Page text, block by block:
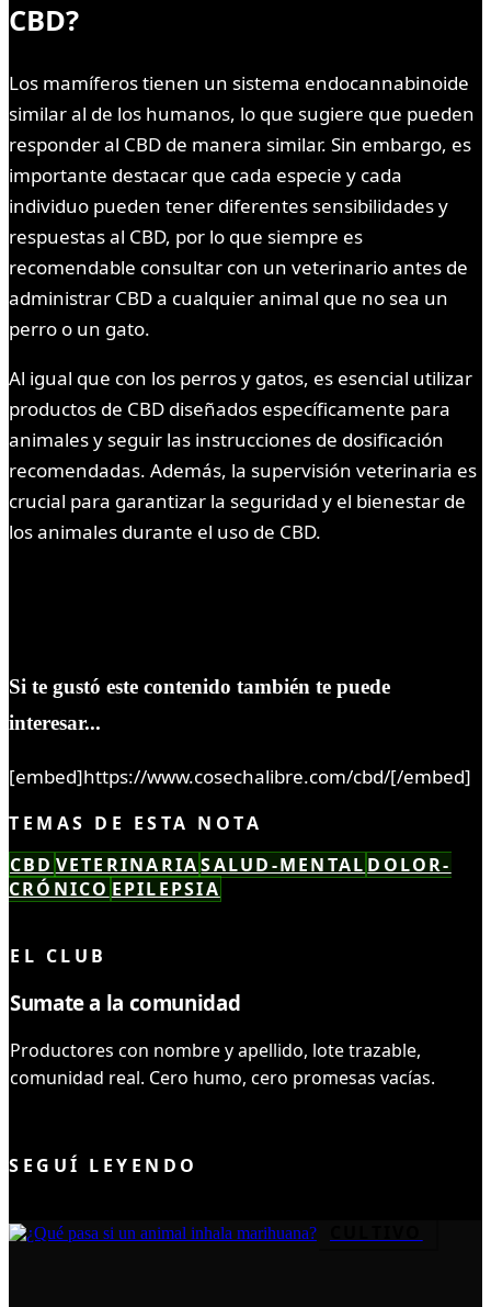
CBD?
Los mamíferos tienen un sistema endocannabinoide
similar al de los humanos, lo que sugiere que pueden
responder al CBD de manera similar. Sin embargo, es
importante destacar que cada especie y cada
individuo pueden tener diferentes sensibilidades y
respuestas al CBD, por lo que siempre es
recomendable consultar con un veterinario antes de
administrar CBD a cualquier animal que no sea un
perro o un gato.
Al igual que con los perros y gatos, es esencial utilizar
productos de CBD diseñados específicamente para
animales y seguir las instrucciones de dosificación
recomendadas. Además, la supervisión veterinaria es
crucial para garantizar la seguridad y el bienestar de
los animales durante el uso de CBD.
Si te gustó este contenido también te puede
interesar...
[embed]https://www.cosechalibre.com/cbd/[/embed]
TEMAS DE ESTA NOTA
CBD VETERINARIASALUD-MENTAL DOLOR-
CRÓNICO EPILEPSIA
EL CLUB
Sumate a la comunidad
Productores con nombre y apellido, lote trazable,
comunidad real. Cero humo, cero promesas vacías.
SEGUÍ LEYENDO